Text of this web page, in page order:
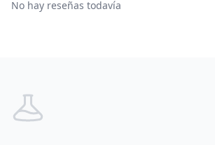
No hay reseñas todavía